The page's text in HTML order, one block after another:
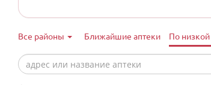
Все районы Ближайшие аптеки По